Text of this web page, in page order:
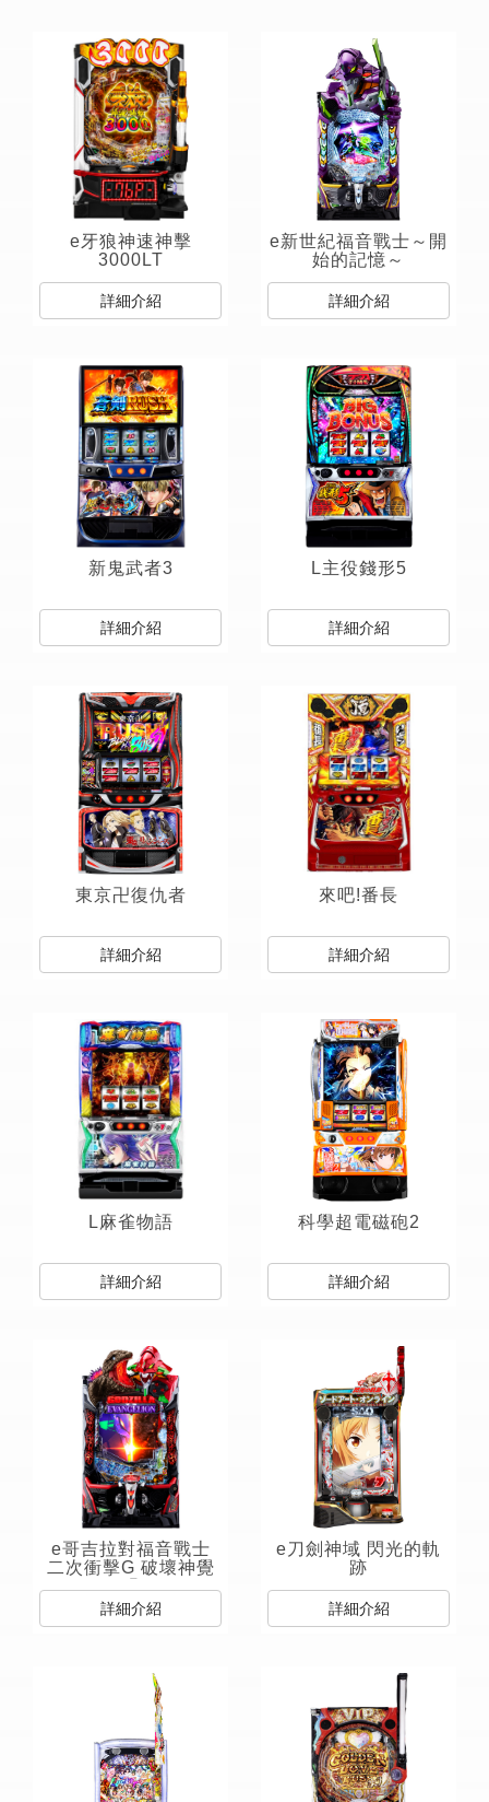
e牙狼神速神擊
3000LT
詳細介紹
e新世紀福音戰士～開
始的記憶～
詳細介紹
新鬼武者3
詳細介紹
L主役錢形5
詳細介紹
東京卍復仇者
詳細介紹
來吧!番長
詳細介紹
L麻雀物語
詳細介紹
科學超電磁砲2
詳細介紹
e哥吉拉對福音戰士
二次衝擊G 破壞神覺
醒
詳細介紹
e刀劍神域 閃光的軌
跡
詳細介紹